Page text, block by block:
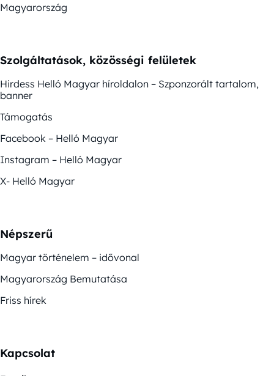
Magyarország
Szolgáltatások, közösségi felületek
Hirdess Helló Magyar híroldalon – Szponzorált tartalom,
banner
Támogatás
Facebook – Helló Magyar
Instagram – Helló Magyar
X- Helló Magyar
Népszerű
Magyar történelem – idővonal
Magyarország Bemutatása
Friss hírek
Kapcsolat